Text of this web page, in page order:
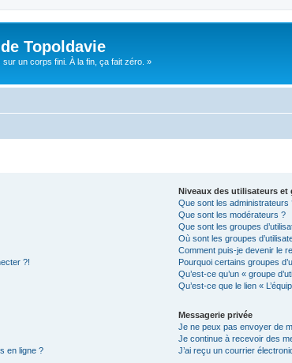
Topoldavie
un corps fini. À la fin, ça fait zéro. »
?!
en ligne ?
Niveaux des utilisateurs et
Que sont les administrateurs
Que sont les modérateurs ?
Que sont les groupes
Où sont les groupes
Comment puis-je devenir le
Pourquoi certains groupes
Qu’est-ce qu’un « groupe
Qu’est-ce que le lien «
Messagerie privée
Je ne peux pas envoyer de
Je continue à recevoir des
J’ai reçu un courrier